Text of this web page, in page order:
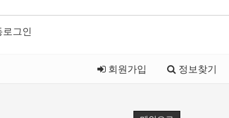
로그인
회원가입 정보찾기